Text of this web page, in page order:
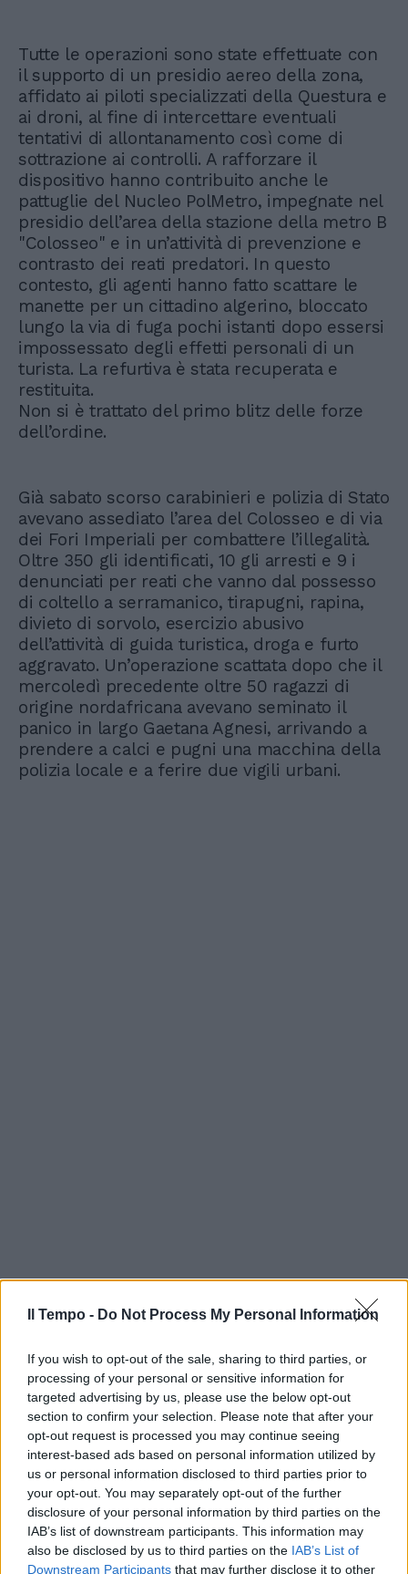
Il Tempo - Do Not Process My Personal Information
If you wish to opt-out of the sale, sharing to third parties, or
processing of your personal or sensitive information for
targeted advertising by us, please use the below opt-out
section to confirm your selection. Please note that after your
opt-out request is processed you may continue seeing
interest-based ads based on personal information utilized by
us or personal information disclosed to third parties prior to
your opt-out. You may separately opt-out of the further
disclosure of your personal information by third parties on the
IAB’s list of downstream participants. This information may
also be disclosed by us to third parties on the IAB’s List of
Downstream Participants that may further disclose it to other
Tutte le operazioni sono state effettuate con
il supporto di un presidio aereo della zona,
affidato ai piloti specializzati della Questura e
ai droni, al fine di intercettare eventuali
tentativi di allontanamento così come di
sottrazione ai controlli. A rafforzare il
dispositivo hanno contribuito anche le
pattuglie del Nucleo PolMetro, impegnate nel
presidio dell’area della stazione della metro B
"Colosseo" e in un’attività di prevenzione e
contrasto dei reati predatori. In questo
contesto, gli agenti hanno fatto scattare le
manette per un cittadino algerino, bloccato
lungo la via di fuga pochi istanti dopo essersi
impossessato degli effetti personali di un
turista. La refurtiva è stata recuperata e
restituita.
Non si è trattato del primo blitz delle forze
dell’ordine.
Già sabato scorso carabinieri e polizia di Stato
avevano assediato l’area del Colosseo e di via
dei Fori Imperiali per combattere l’illegalità.
Oltre 350 gli identificati, 10 gli arresti e 9 i
denunciati per reati che vanno dal possesso
di coltello a serramanico, tirapugni, rapina,
divieto di sorvolo, esercizio abusivo
dell’attività di guida turistica, droga e furto
aggravato. Un’operazione scattata dopo che il
mercoledì precedente oltre 50 ragazzi di
origine nordafricana avevano seminato il
panico in largo Gaetana Agnesi, arrivando a
prendere a calci e pugni una macchina della
polizia locale e a ferire due vigili urbani.